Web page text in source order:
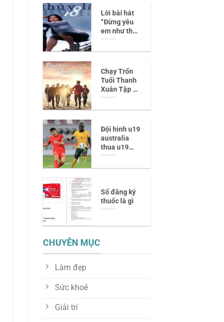
Lời bài hát
“Đừng yêu
em như thế”
– Cảm xúc
yêu ở thập
niên 90
Chạy Trốn
Tuổi Thanh
Xuân Tập 8
– Diễn biến
bước ngoặt
mới
Đội hình u19
australia
thua u19
việt nam
Số đăng ký
thuốc là gì
CHUYÊN MỤC
Làm đẹp
Sức khoẻ
Giải trí